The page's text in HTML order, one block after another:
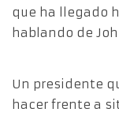
que ha llegado
hablando de
Un presidente
hacer frente a